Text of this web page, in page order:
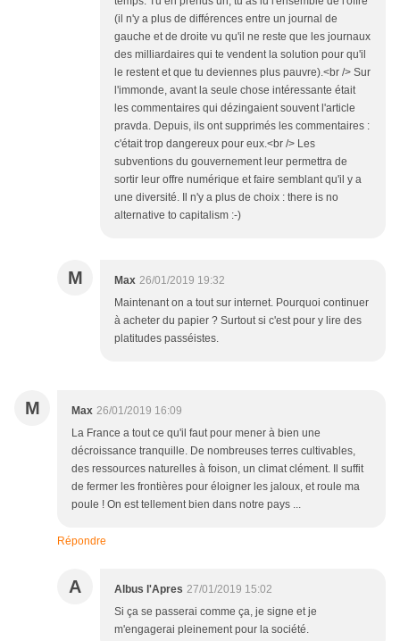
(il n'y a plus de différences entre un journal de
gauche et de droite vu qu'il ne reste que les journaux
des milliardaires qui te vendent la solution pour qu'il
le restent et que tu deviennes plus pauvre).<br /> Sur
l'immonde, avant la seule chose intéressante était
les commentaires qui dézingaient souvent l'article
pravda. Depuis, ils ont supprimés les commentaires :
c'était trop dangereux pour eux.<br /> Les
subventions du gouvernement leur permettra de
sortir leur offre numérique et faire semblant qu'il y a
une diversité. Il n'y a plus de choix : there is no
alternative to capitalism :-)
M Max 26/01/2019 19:32
Maintenant on a tout sur internet. Pourquoi continuer
à acheter du papier ? Surtout si c'est pour y lire des
platitudes passéistes.
M Max 26/01/2019 16:09
La France a tout ce qu'il faut pour mener à bien une
décroissance tranquille. De nombreuses terres cultivables,
des ressources naturelles à foison, un climat clément. Il suffit
de fermer les frontières pour éloigner les jaloux, et roule ma
poule ! On est tellement bien dans notre pays ...
Répondre
A Albus l'Apres 27/01/2019 15:02
Si ça se passerai comme ça, je signe et je
m'engagerai pleinement pour la société.